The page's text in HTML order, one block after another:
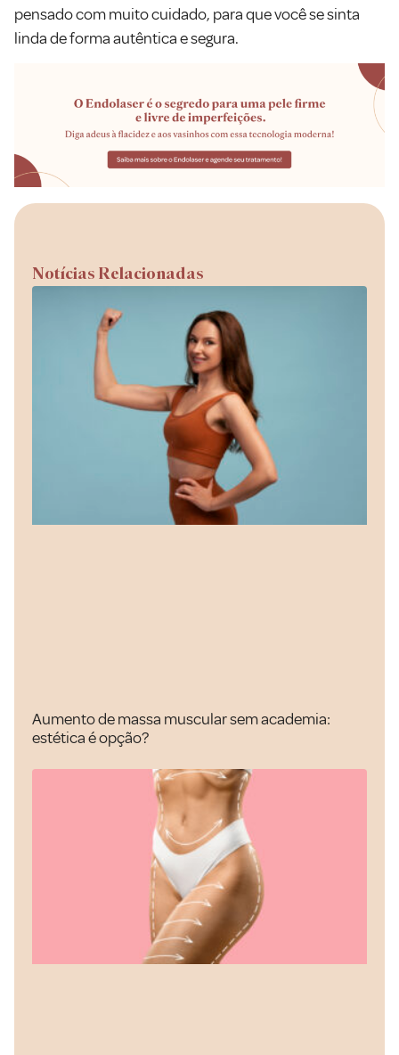
pensado com muito cuidado, para que você se sinta
linda de forma autêntica e segura.
Notícias Relacionadas
Aumento de massa muscular sem academia:
estética é opção?